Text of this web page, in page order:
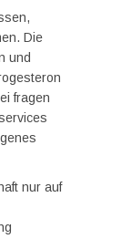
Die
und
fragen
nur auf